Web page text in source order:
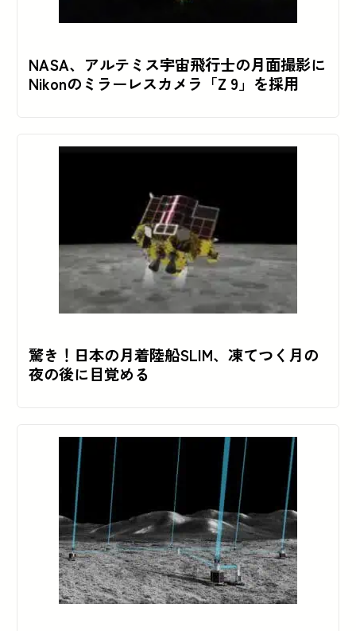
NASA、アルテミス宇宙飛行士の月面撮影に
Nikonのミラーレスカメラ「Z 9」を採用
驚き！日本の月着陸船SLIM、凍てつく月の
夜の後に目覚める